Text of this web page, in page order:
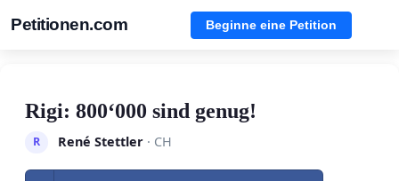
Petitionen.com Beginne eine Petition
Rigi: 800‘000 sind genug!
R René Stettler· CH